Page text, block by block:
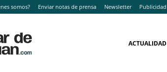
somos? Enviar notas de prensa Newsletter Publicidad
ACTUALIDAD